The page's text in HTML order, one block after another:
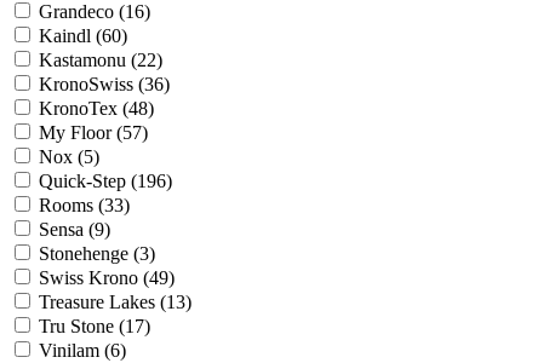
Grandeco (16)
Kaindl (60)
Kastamonu (22)
KronoSwiss (36)
KronoTex (48)
My Floor (57)
Nox (5)
Quick-Step (196)
Rooms (33)
Sensa (9)
Stonehenge (3)
Swiss Krono (49)
Treasure Lakes (13)
Tru Stone (17)
Vinilam (6)